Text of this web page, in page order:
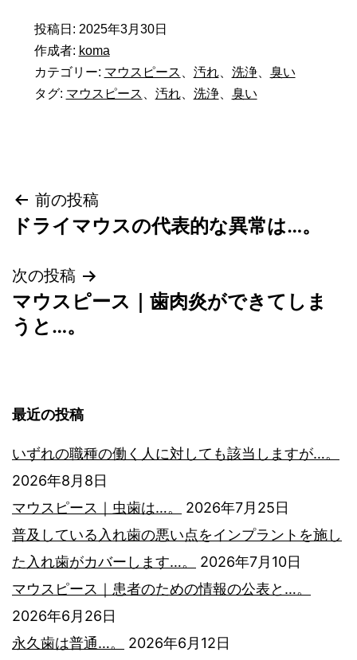
投稿日: 2025年3月30日
作成者: koma
カテゴリー: マウスピース 汚れ、 洗浄、 臭い
タグ: マウスピース 汚れ、 洗浄、 臭い
投
稿
ナ
ビ
ー
シ
ョ
ン
前の投稿
ドライマウスの代表的な異常は…。
次の投稿
マウスピース｜歯肉炎ができてしま
うと…。
最近の投稿
いずれの職種の働く人に対しても該当しますが…。
2026年8月8日
マウスピース｜虫歯は…。
2026年7月25日
普及している入れ歯の悪い点をインプラントを施し
た入れ歯がカバーします…。
2026年7月10日
マウスピース｜患者のための情報の公表と…。
2026年6月26日
永久歯は普通…。
2026年6月12日